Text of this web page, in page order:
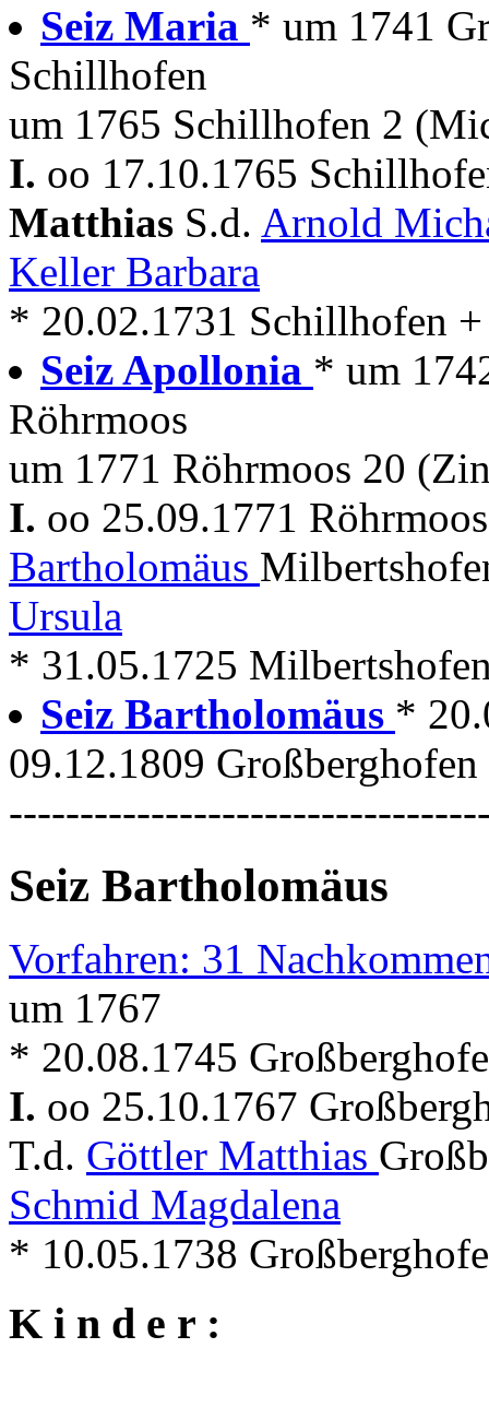
Seiz Maria * um 1741
Schillhofen
um 1765 Schillhofen 2
I. oo 17.10.1765
Matthias S.d. Arnold
Keller Barbara
* 20.02.1731 Schillhofen
Seiz Apollonia * um
Röhrmoos
um 1771 Röhrmoos 20
I. oo 25.09.1771
Bartholomäus
Ursula
* 31.05.1725
Seiz Bartholomäus *
09.12.1809
Seiz Bartholomäus
Vorfahren: 31
um 1767
* 20.08.1745
I. oo 25.10.1767
T.d. Göttler Matthias
Schmid Magdalena
* 10.05.1738
K i n d e r :